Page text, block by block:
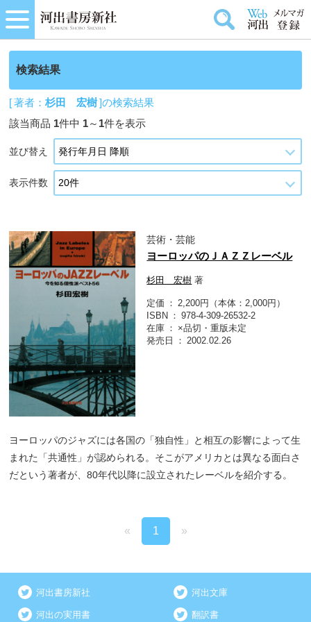
検索結果
[ 著者：杉田 宏樹]の検索結果
該当商品 1件中 1～ 1件を表示
並び替え
表示件数
芸術・芸能
ヨーロッパのＪＡＺＺレーベル
杉田 宏樹 著
定価
2,200円（本体：2,000円）
ISBN
978-4-309-26532-2
在庫
×品切・重版未定
発売日
2002.02.26
ヨーロッパのジャズには各国の「独自性」と相互の影響によって生
まれた「共通性」が認められる。そこがアメリカとは異なる面白さ
だという著者が、80年代以降に設立されたレーベルを紹介する。
« 1 »
河出書房新社 河出文庫
河出の実用書 翻訳書